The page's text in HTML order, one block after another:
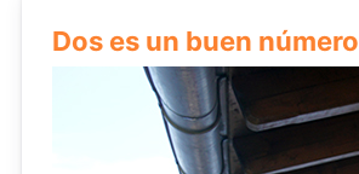
Dos es un buen número